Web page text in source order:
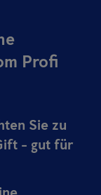
Profi
Sie zu
- gut für